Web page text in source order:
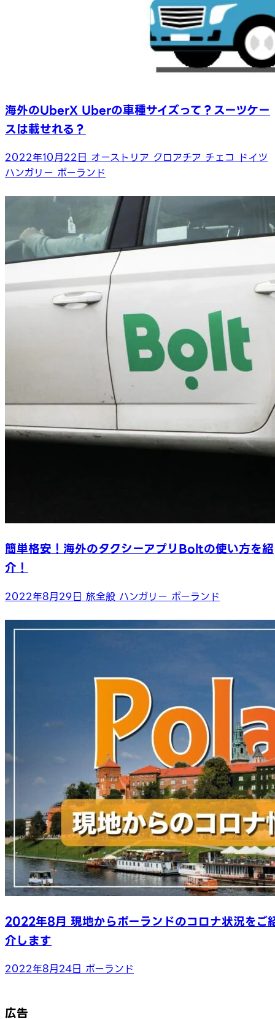
海外のUberX Uberの車種サイズって？スーツケー
スは載せれる？
2022年10月22日 オーストリア クロアチア チェコ ドイツ
ハンガリー ポーランド
簡単格安！海外のタクシーアプリBoltの使い方を紹
介！
2022年8月29日 旅全般 ハンガリー ポーランド
2022年8月 現地からポーランドのコロナ状況をご
介します
2022年8月24日 ポーランド
広告